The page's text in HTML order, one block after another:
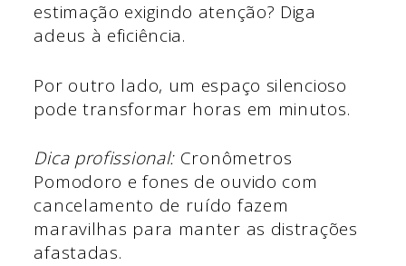
estimação exigindo atenção? Diga
adeus à eficiência.
Por outro lado, um espaço silencioso
pode transformar horas em minutos.
Dica profissional: Cronômetros
Pomodoro e fones de ouvido com
cancelamento de ruído fazem
maravilhas para manter as distrações
afastadas.